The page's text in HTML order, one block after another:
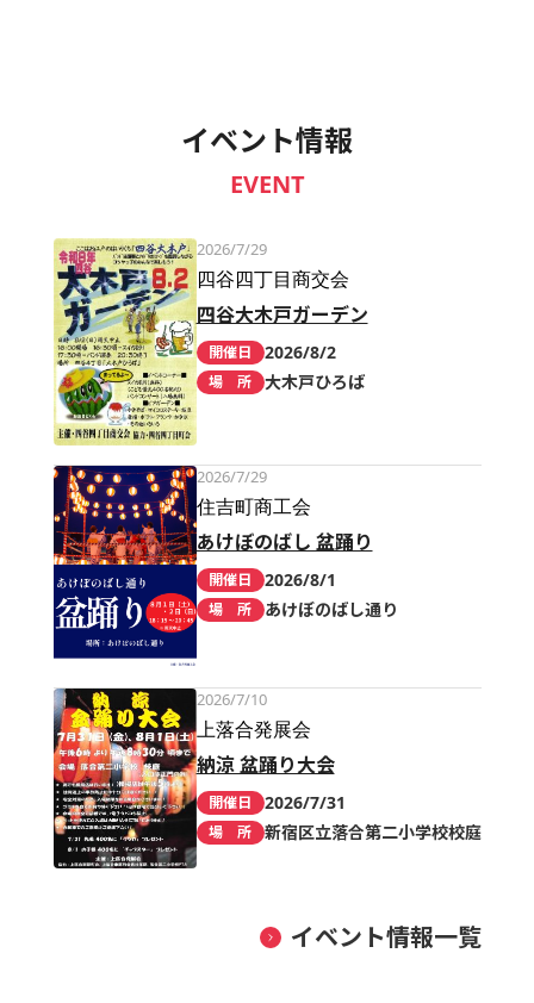
イベント情報
EVENT
2026/7/29
四谷四丁目商交会
四谷大木戸ガーデン
開催日 2026/8/2
場 所 大木戸ひろば
2026/7/29
住吉町商工会
あけぼのばし 盆踊り
開催日 2026/8/1
場 所 あけぼのばし通り
2026/7/10
上落合発展会
納涼 盆踊り大会
開催日 2026/7/31
場 所 新宿区立落合第二小学校校庭
イベント情報一覧